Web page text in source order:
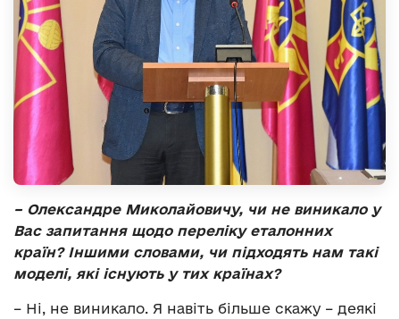
– Олександре Миколайовичу, чи не виникало у
Вас запитання щодо переліку еталонних
країн? Іншими словами, чи підходять нам такі
моделі, які існують у тих країнах?
– Ні, не виникало. Я навіть більше скажу – деякі